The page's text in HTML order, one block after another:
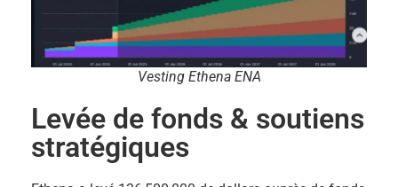
Vesting Ethena ENA
Levée de fonds & soutiens
stratégiques